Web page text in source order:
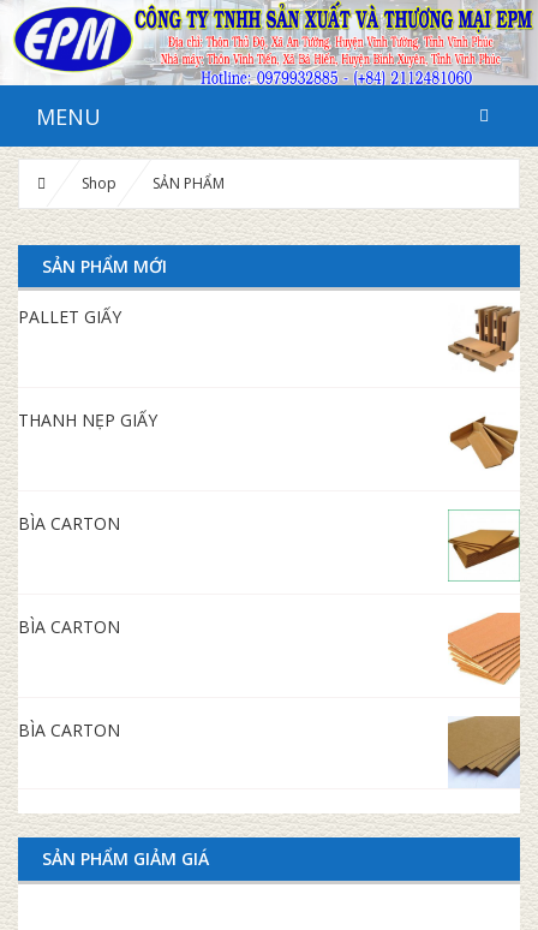
MENU
Shop SẢN PHẨM
SẢN PHẨM MỚI
PALLET GIẤY
THANH NẸP GIẤY
BÌA CARTON
BÌA CARTON
BÌA CARTON
SẢN PHẨM GIẢM GIÁ